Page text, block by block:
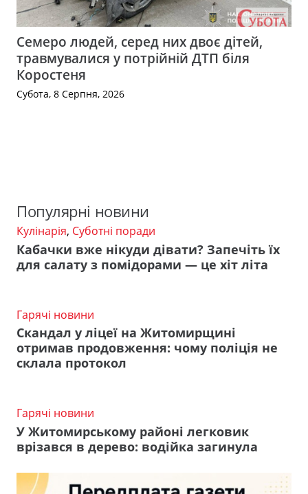
Семеро людей, серед них двоє дітей,
травмувалися у потрійній ДТП біля
Коростеня
Субота, 8 Серпня, 2026
Популярні новини
Кулінарія, Суботні поради
Кабачки вже нікуди дівати? Запечіть їх
для салату з помідорами — це хіт літа
Гарячі новини
Скандал у ліцеї на Житомирщині
отримав продовження: чому поліція не
склала протокол
Гарячі новини
У Житомирському районі легковик
врізався в дерево: водійка загинула